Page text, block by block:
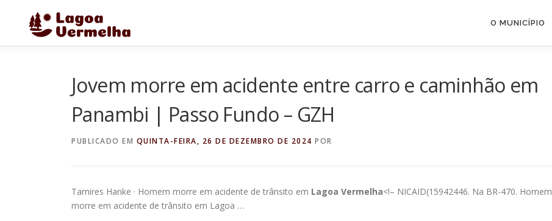
conteúdo
O MUNICÍPIO
Jovem morre em acidente entre carro e caminhão em
Panambi | Passo Fundo – GZH
PUBLICADO EM QUINTA-FEIRA, 26 DE DEZEMBRO DE 2024 POR
Tamires Hanke · Homem morre em acidente de trânsito em Lagoa Vermelha<!– NICAID(15942446. Na BR-470. Homem
morre em acidente de trânsito em Lagoa …